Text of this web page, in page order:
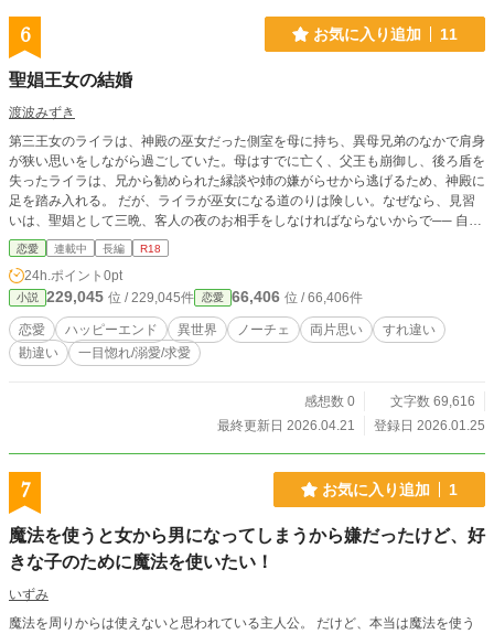
6 お気に入り追加 11
聖娼王女の結婚
渡波みずき
第三王女のライラは、神殿の巫女だった側室を母に持ち、異母兄弟のなかで肩身
が狭い思いをしながら過ごしていた。母はすでに亡く、父王も崩御し、後ろ盾を
失ったライラは、兄から勧められた縁談や姉の嫌がらせから逃げるため、神殿に
足を踏み入れる。 だが、ライラが巫女になる道のりは険しい。なぜなら、見習
いは、聖娼として三晩、客人の夜のお相手をしなければならないからで── 自身
の思い込みの激しさに気づかない王女のすれ違い恋愛もの
恋愛 連載中 長編 R18
24h.ポイント 0pt
小説 229,045 位 / 229,045件 恋愛 66,406 位 / 66,406件
恋愛 ハッピーエンド 異世界 ノーチェ 両片思い
すれ違い
勘違い
一目惚れ/溺愛/求愛
感想数 0
文字数 69,616
最終更新日 2026.04.21
登録日 2026.01.25
7 お気に入り追加 1
魔法を使うと女から男になってしまうから嫌だったけど、好
きな子のために魔法を使いたい！
いずみ
魔法を周りからは使えないと思われている主人公。 だけど、本当は魔法を使う